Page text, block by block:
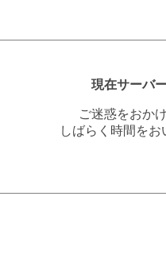
現在サーバ
ご迷惑をおか
しばらく時間を